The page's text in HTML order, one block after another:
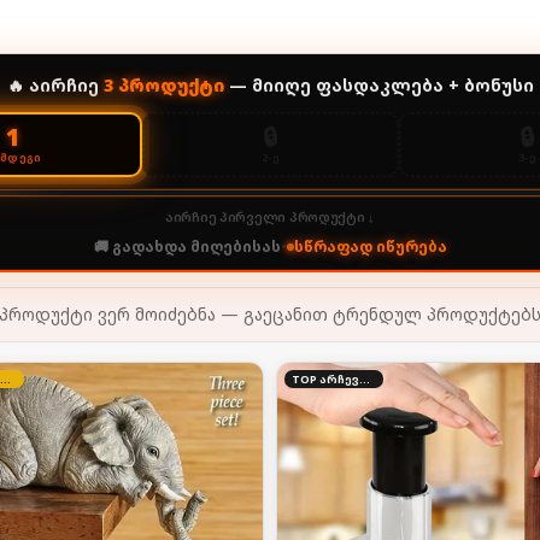
🔥 აირჩიე 3პროდუქტი— მიიღე ფასდაკლება + ბონუსი
1
აირჩიე პირველი პროდუქტი ↓
🚚 გადახდა მიღებისას• სწრაფად იწურება
პროდუქტი ვერ მოიძებნა — გაეცანით ტრენდულ პროდუქტებს
კვირის შეთავაზება TOP არჩევანი